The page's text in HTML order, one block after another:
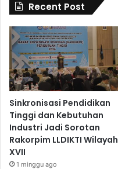
Recent Post
Sinkronisasi Pendidikan
Tinggi dan Kebutuhan
Industri Jadi Sorotan
Rakorpim LLDIKTI Wilayah
XVII
1 minggu ago